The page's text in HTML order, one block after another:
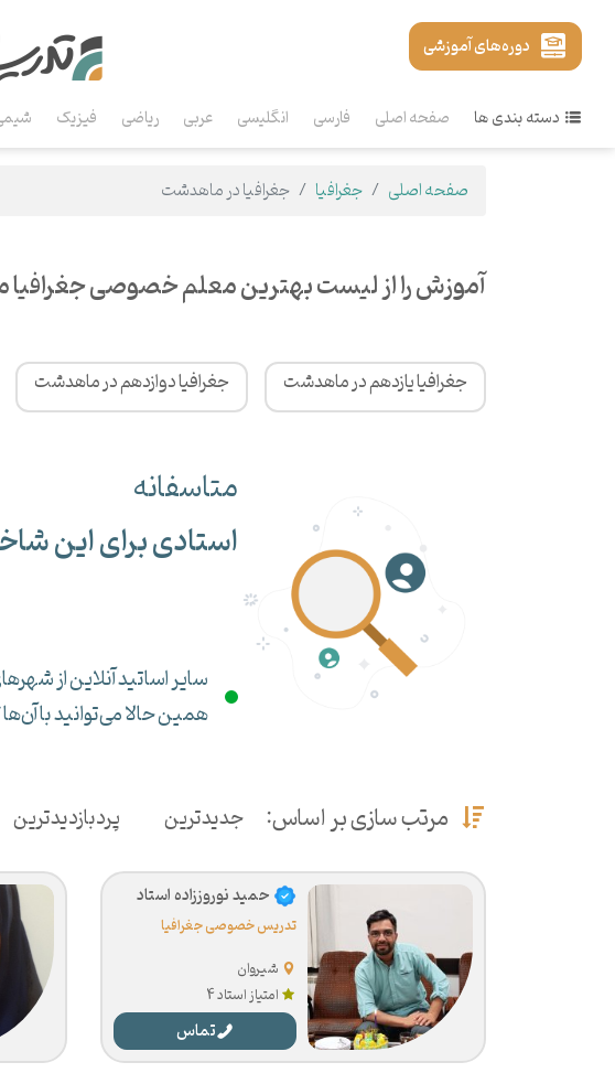
دوره‌های آموزشی
دسته بندی ها صفحه اصلی فارسی انگلیسی عربی ریاضی فیزیک
صفحه اصلی جغرافیا جغرافیا در ماهدشت
آموزش را از لیست بهترین معلم خصوصی
جغرافیا یازدهم در ماهدشت جغرافیا دوازدهم در ماهدشت
متاسفانه
استادی برای این
سایر اساتید آنلاین از
همین حالا می‌توانید با
مرتب سازی بر اساس: جدیدترین پردبازدیدترین
تدریس خصوصی جغرافیا
شیروان
امتیاز استاد 4
تماس